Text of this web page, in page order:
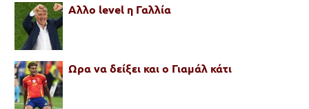
Αλλο level η Γαλλία
Ωρα να δείξει και ο Γιαμάλ κάτι